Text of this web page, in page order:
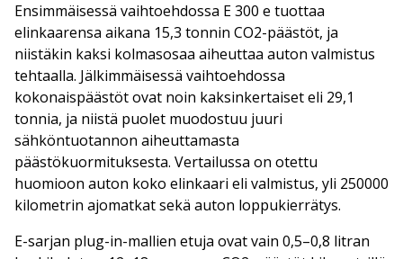
Ensimmäisessä vaihtoehdossa E 300 e tuottaa
elinkaarensa aikana 15,3 tonnin CO2-päästöt, ja
niistäkin kaksi kolmasosaa aiheuttaa auton valmistus
tehtaalla. Jälkimmäisessä vaihtoehdossa
kokonaispäästöt ovat noin kaksinkertaiset eli 29,1
tonnia, ja niistä puolet muodostuu juuri
sähköntuotannon aiheuttamasta
päästökuormituksesta. Vertailussa on otettu
huomioon auton koko elinkaari eli valmistus, yli 250000
kilometrin ajomatkat sekä auton loppukierrätys.
E-sarjan plug-in-mallien etuja ovat vain 0,5–0,8 litran